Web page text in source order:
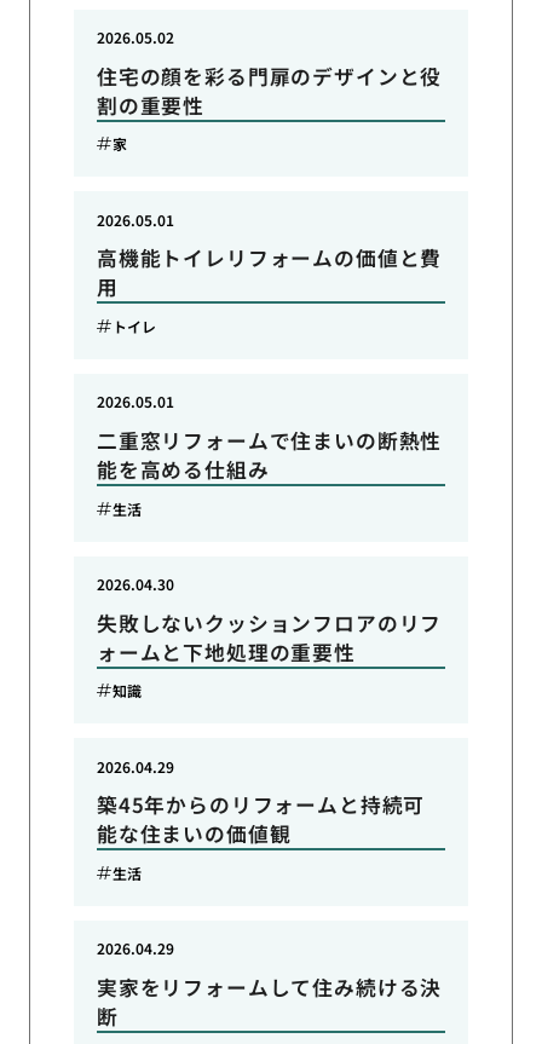
住宅の顔を彩る門扉のデザインと役
割の重要性
2026.05.02
家
高機能トイレリフォームの価値と費
用
2026.05.01
トイレ
二重窓リフォームで住まいの断熱性
能を高める仕組み
2026.05.01
生活
失敗しないクッションフロアのリフ
ォームと下地処理の重要性
2026.04.30
知識
築45年からのリフォームと持続可
能な住まいの価値観
2026.04.29
生活
実家をリフォームして住み続ける決
断
2026.04.29